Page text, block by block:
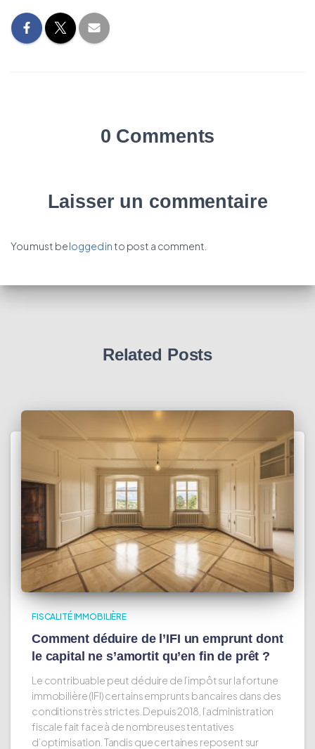
0 Comments
Laisser un commentaire
You must belogged into post a comment.
Related Posts
FISCALITÉ IMMOBILIÈRE
Comment déduire de l’IFI un emprunt dont
le capital ne s’amortit qu’en fin de prêt ?
Le contribuable peut déduire de l’impôt sur la fortune
immobilière (IFI) certains emprunts bancaires dans des
conditions très strictes. Depuis 2018, l’administration
fiscale fait face à de nombreuses tentatives
d’optimisation. Tandis que certaines reposent sur